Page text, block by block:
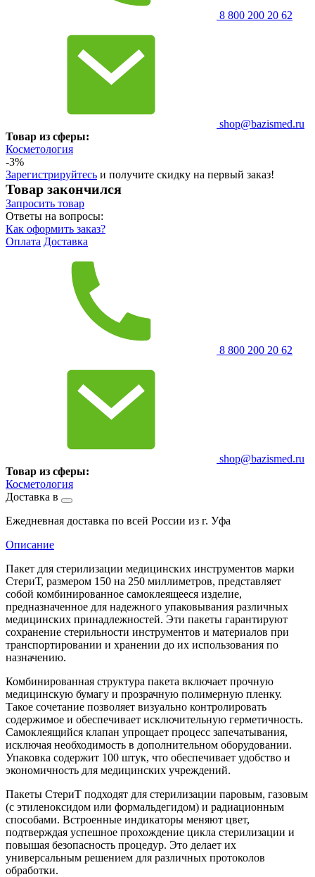
8 800 200 20 62
shop@bazismed.ru
Товар из сферы:
Косметология
-3%
Зарегистрируйтесь и получите скидку на первый заказ!
Товар закончился
Запросить товар
Ответы на вопросы:
Как оформить заказ?
Оплата Доставка
8 800 200 20 62
shop@bazismed.ru
Товар из сферы:
Косметология
Доставка в
Ежедневная доставка по всей России из г. Уфа
Описание
Пакет для стерилизации медицинских инструментов марки
СтериТ, размером 150 на 250 миллиметров, представляет
собой комбинированное самоклеящееся изделие,
предназначенное для надежного упаковывания различных
медицинских принадлежностей. Эти пакеты гарантируют
сохранение стерильности инструментов и материалов при
транспортировании и хранении до их использования по
назначению.
Комбинированная структура пакета включает прочную
медицинскую бумагу и прозрачную полимерную пленку.
Такое сочетание позволяет визуально контролировать
содержимое и обеспечивает исключительную герметичность.
Самоклеящийся клапан упрощает процесс запечатывания,
исключая необходимость в дополнительном оборудовании.
Упаковка содержит 100 штук, что обеспечивает удобство и
экономичность для медицинских учреждений.
Пакеты СтериТ подходят для стерилизации паровым, газовым
(с этиленоксидом или формальдегидом) и радиационным
способами. Встроенные индикаторы меняют цвет,
подтверждая успешное прохождение цикла стерилизации и
повышая безопасность процедур. Это делает их
универсальным решением для различных протоколов
обработки.